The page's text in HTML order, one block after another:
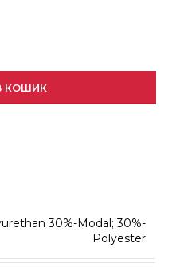
КОШИК
30%-Modal; 30%-
Polyester